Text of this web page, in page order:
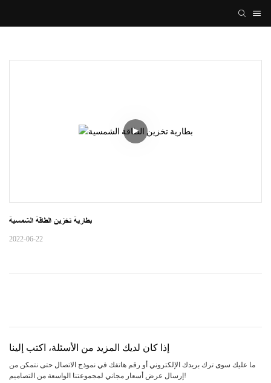
بطارية تخزين الطاقة الشمسية
2022-06-22
إذا كان لديك المزيد من الأسئلة، اكتب إلينا
ما عليك سوى ترك بريدك الإلكتروني أو رقم هاتفك في نموذج الاتصال حتى نتمكن من
إرسال عرض أسعار مجاني لمجموعتنا الواسعة من التصاميم!